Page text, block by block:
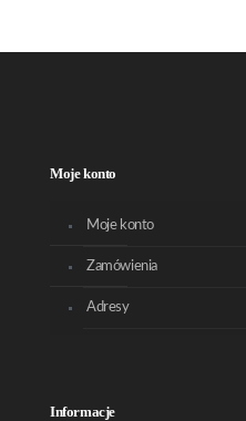
Moje konto
Moje konto
Zamówienia
Adresy
Informacje